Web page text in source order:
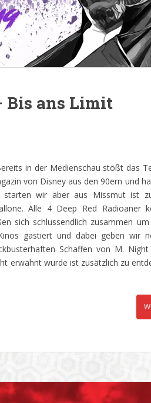
Bis ans Limit
in der Medienschau stößt das
von Disney aus den 90ern und
wir aber aus Missmut ist
Alle 4 Deep Red Radioaner
sich schlussendlich zusammen
gastiert und dabei geben wir
Schaffen von M. Night
erwähnt wurde ist zusätzlich zu